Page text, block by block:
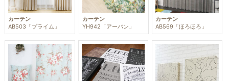
カーテン
AB503「プライム」
カーテン
YH942「アーバン」
カーテン
AB569「ほろほろ」